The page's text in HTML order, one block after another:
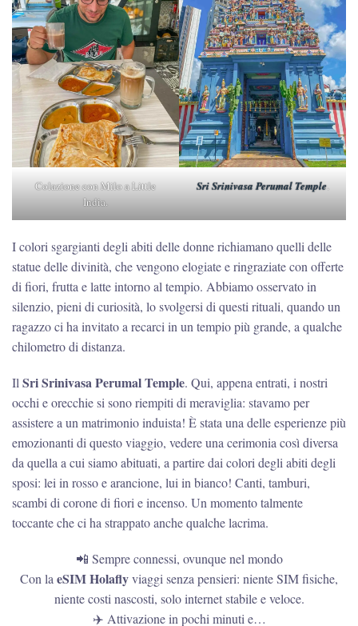
Colazione con Milo a Little
India.
Sri Srinivasa Perumal Temple.
I colori sgargianti degli abiti delle donne richiamano quelli delle
statue delle divinità, che vengono elogiate e ringraziate con offerte
di fiori, frutta e latte intorno al tempio. Abbiamo osservato in
silenzio, pieni di curiosità, lo svolgersi di questi rituali, quando un
ragazzo ci ha invitato a recarci in un tempio più grande, a qualche
chilometro di distanza.
IlSri Srinivasa Perumal Temple. Qui, appena entrati, i nostri
occhi e orecchie si sono riempiti di meraviglia: stavamo per
assistere a un matrimonio induista! È stata una delle esperienze più
emozionanti di questo viaggio, vedere una cerimonia così diversa
da quella a cui siamo abituati, a partire dai colori degli abiti degli
sposi: lei in rosso e arancione, lui in bianco! Canti, tamburi,
scambi di corone di fiori e incenso. Un momento talmente
toccante che ci ha strappato anche qualche lacrima.
📲 Sempre connessi, ovunque nel mondo
Con laeSIM Holaflyviaggi senza pensieri: niente SIM fisiche,
niente costi nascosti, solo internet stabile e veloce.
✈️ Attivazione in pochi minuti e…